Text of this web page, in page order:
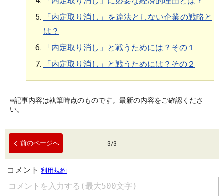
「内定取り消し」を違法としない企業の戦略と
は？
「内定取り消し」と戦うためには？その１
「内定取り消し」と戦うためには？その２
※記事内容は執筆時点のものです。最新の内容をご確認くださ
い。
前のページへ 3/3